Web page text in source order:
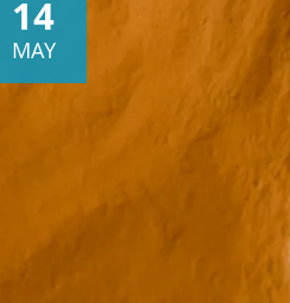
14
MAY